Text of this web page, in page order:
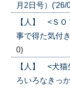
月2日号）('26/
【人】 <Ｓ
事で得た気付
0)
【人】 <犬
ろいろなきっ